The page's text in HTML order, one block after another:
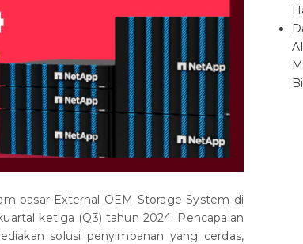
pasar External OEM Storage System di
ketiga (Q3) tahun 2024. Pencapaian
solusi penyimpanan yang cerdas,